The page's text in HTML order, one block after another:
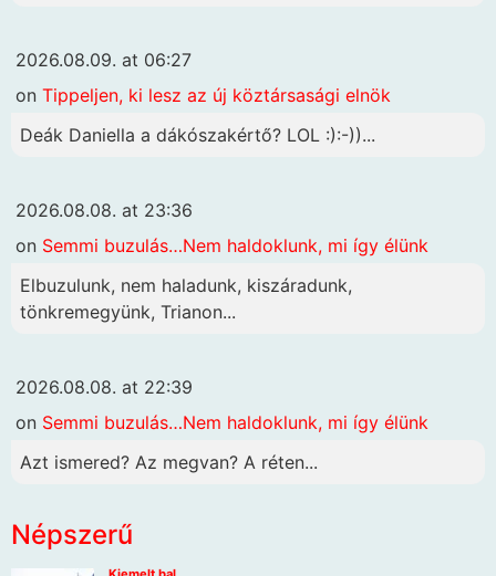
2026.08.09. at 06:27
on Tippeljen, ki lesz az új köztársasági elnök
Deák Daniella a dákószakértő? LOL :):-))...
2026.08.08. at 23:36
on Semmi buzulás…Nem haldoklunk, mi így élünk
Elbuzulunk, nem haladunk, kiszáradunk,
tönkremegyünk, Trianon...
2026.08.08. at 22:39
on Semmi buzulás…Nem haldoklunk, mi így élünk
Azt ismered? Az megvan? A réten...
Népszerű